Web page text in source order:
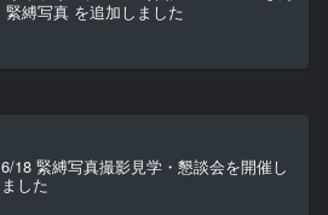
緊縛写真 を追加しました
6/18 緊縛写真撮影見学・懇談会を開催し
ました